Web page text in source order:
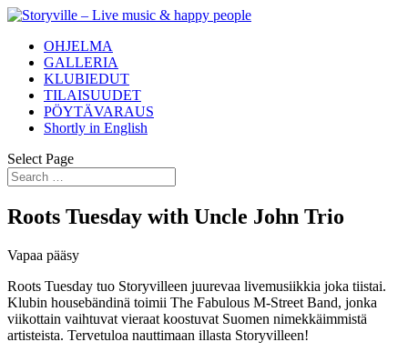
OHJELMA
GALLERIA
KLUBIEDUT
TILAISUUDET
PÖYTÄVARAUS
Shortly in English
Select Page
Roots Tuesday with Uncle John Trio
Vapaa pääsy
Roots Tuesday tuo Storyvilleen juurevaa livemusiikkia joka tiistai.
Klubin housebändinä toimii The Fabulous M-Street Band, jonka
viikottain vaihtuvat vieraat koostuvat Suomen nimekkäimmistä
artisteista. Tervetuloa nauttimaan illasta Storyvilleen!